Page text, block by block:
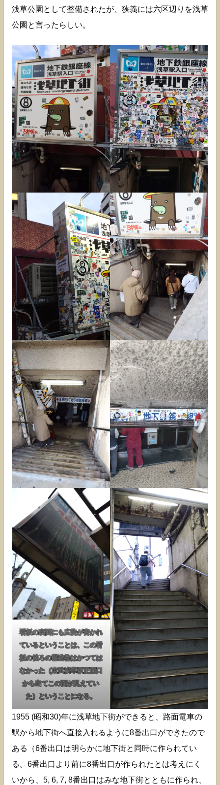
浅草公園として整備されたが、狭義には六区辺りを浅草
公園と言ったらしい。
看板の裏面にも広告が書かれ
ているということは、この看
板の後ろの構造物はかつては
なかった（東武浅草駅正面口
から出てこの面が見えてい
た）ということになる。
1955 (昭和30)年に浅草地下街ができると、路面電車の
駅から地下街へ直接入れるように8番出口ができたので
ある（6番出口は明らかに地下街と同時に作られてい
る。6番出口より前に8番出口が作られたとは考えにく
いから、5, 6, 7, 8番出口はみな地下街とともに作られ、